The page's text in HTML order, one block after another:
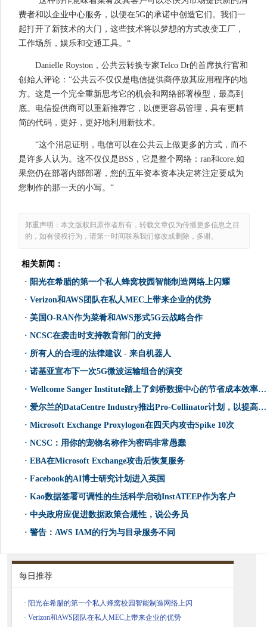
费者和以企业中心服务，以便在5G的承诺中创造它们。我们一
起打开了新技术的大门，这些技术将以梦想的方式改变工厂，
工作场所，娱乐和交通工具。“
Danielle Royston，公共云转换专家Telco Dr的首席执行官和
创始人评论：“公共云不仅仅是电信提供商停放其应用程序的地
方。这是一个完全重新思考它的机会和网络部署模型，最高到
底。电信提供商可以重新推荐它，以便更容易管理，具有更精
简的代码，更好，更好地利用新技术。
“这个消息证明，电信可以在公共云上做更多的方式，而不
是许多人认为。这不仅仅是BSS，它是整个网络：ran和core.如
果您仍在部署内部部署，您的五年资本资本决定将注定要成为
您制作的那一天的小写。“
郑重声明：本文版权归原作者所有，转载文章仅为传播更多信息之目
的，如有侵权行为，请第一时间联系我们修改或删除，多谢。
相关新闻：
· 阳光在希腊的第一个私人蜂窝校园智能制造网络上闪耀
· Verizon和AWS团队在私人MEC上带来企业的优势
· 美国O-RAN作为菜肴和AWS形式5G云战略合作
· NCSC在袭击时支持教育部门的支持
· 所有人的合理的法律建议 - 来自机器人
· 诺基亚宣布下一次5G微波运输组合的演变
· Wellcome Sanger Institute踏上了剑桥数据中心的节省成本效率驱动器
· 爱尔兰的DataCentre Industry推出Pro-Collinator计划，以提高蜂蜂
· Microsoft Exchange Proxylogon在四天内攻击Spike 10次
· NCSC：用你的宠物名称作为密码非常愚蠢
· EBA在Microsoft Exchange攻击后恢复服务
· Facebook的AI博士研究计划进入英国
· Kao数据签署可调性的生活科学启动InstATEEP作为客户
· 中央政府应促进数据政策合规性，说公务员
· 警告：AWS IAM的行为与目录服务不同
每日推荐
· 阳光在希腊的第一个私人蜂窝校园智能制造网络上闪
· Verizon和AWS团队在私人MEC上带来企业的优势